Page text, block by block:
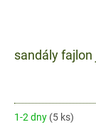
sandály fajlon
1-2 dny (5 ks)